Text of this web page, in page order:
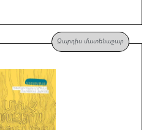
Զարդիս մատենաշար